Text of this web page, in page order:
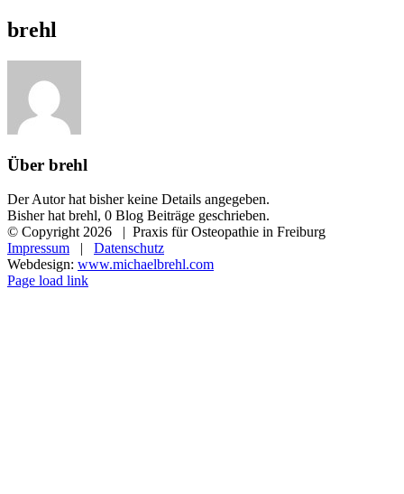
brehl
Über brehl
Der Autor hat bisher keine Details angegeben.
Bisher hat brehl, 0 Blog Beiträge geschrieben.
© Copyright 2026 | Praxis für Osteopathie in Freiburg
Impressum | Datenschutz
Webdesign: www.michaelbrehl.com
Page load link